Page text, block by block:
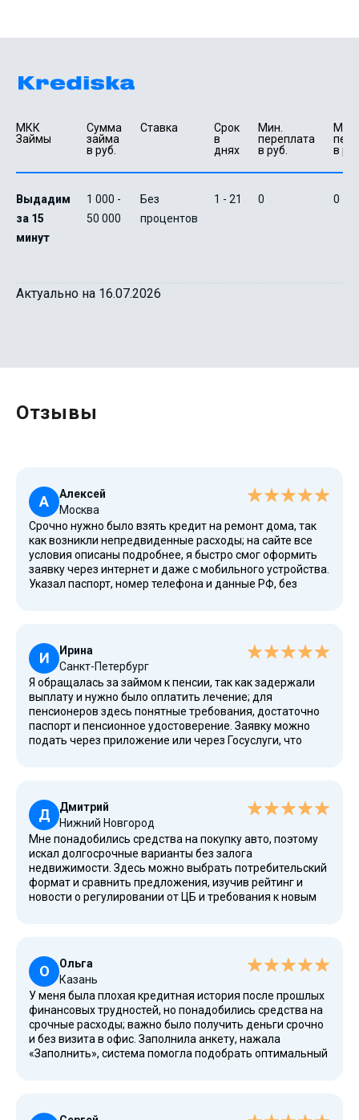
МКК
Займы
Сумма
займа
в руб.
Ставка
Срок
в
днях
Мин.
переплата
в руб.
в
Выдадим
за 15
минут
1 000 -
50 000
Без
процентов
1 - 21 0 0
Актуально на 16.07.2026
Отзывы
А
Алексей
Москва
Срочно нужно было взять кредит на ремонт дома, так
как возникли непредвиденные расходы; на сайте все
условия описаны подробнее, я быстро смог оформить
заявку через интернет и даже с мобильного устройства.
Указал паспорт, номер телефона и данные РФ, без
Понравилось, что нет скрытых подписок, а процентная
ставка и график погашения с ежемесячным платежом
рассчитаны через калькулятор, все проверено, без
отказа, решение получил в течение часа.
И
Ирина
Санкт-Петербург
Я обращалась за займом к пенсии, так как задержали
выплату и нужно было оплатить лечение; для
пенсионеров здесь понятные требования, достаточно
паспорт и пенсионное удостоверение. Заявку можно
подать через приложение или через Госуслуги, что
начисление процентов при отсутствии просрочек, а при
необходимости предлагают рефинансирование и
дополнительные программы.
Д
Дмитрий
Нижний Новгород
Мне понадобились средства на покупку авто, поэтому
искал долгосрочные варианты без залога
недвижимости. Здесь можно выбрать потребительский
формат и сравнить предложения, изучив рейтинг и
новости о регулировании от ЦБ и требования к новым
подтверждать большой возраст или стаж работы в
десятки лет.
О
Ольга
Казань
У меня была плохая кредитная история после прошлых
финансовых трудностей, но понадобились средства на
срочные расходы; важно было получить деньги срочно
и без визита в офис. Заполнила анкету, нажала
«Заполнить», система помогла подобрать оптимальный
и без требований открывать вклады.